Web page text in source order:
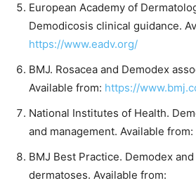
European Academy of
Demodicosis clinical guidance.
https://www.eadv.org/
BMJ. Rosacea and Demodex
Available from: https://
National Institutes of Health.
and management. Available from:
BMJ Best Practice. Demodex
dermatoses. Available from: